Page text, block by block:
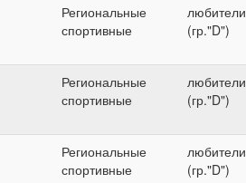
Региональные
спортивные
любители
(гр."D")
Региональные
спортивные
любители
(гр."D")
Региональные
спортивные
любители
(гр."D")